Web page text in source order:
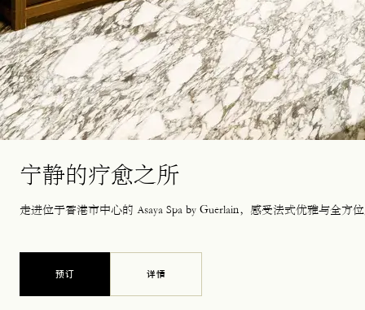
宁静的疗愈之所
走进位于香港市中心的 Asaya Spa by Guerlain，感受法式优雅与全方
预订 详情